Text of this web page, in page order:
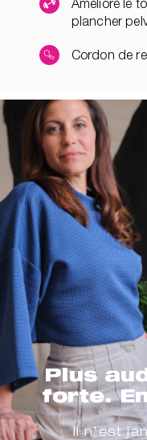
Améliore le
plancher
Cordon de
Plus
forte.
Il n'est